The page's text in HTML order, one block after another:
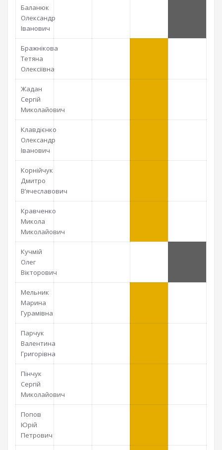
Баланюк
Олександр
Іванович
Бражнікова
Тетяна
Олексіївна
Жадан
Сергій
Миколайович
Клавдієнко
Олександр
Іванович
Корнійчук
Дмитро
В’ячеславович
Кравченко
Микола
Миколайович
Кучмій
Олег
Вікторович
Мельник
Марина
Гурамівна
Парчук
Валентина
Григорівна
Пінчук
Сергій
Миколайович
Попов
Юрій
Петрович